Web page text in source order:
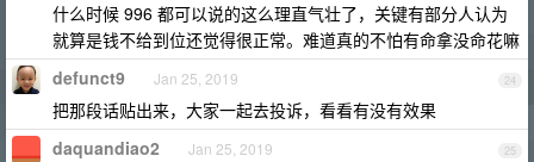
什么时候 996 都可以说的这么理直气壮了，关键有部分人认为
就算是钱不给到位还觉得很正常。难道真的不怕有命拿没命花嘛
24
defunct9 Jan 25, 2019
把那段话贴出来，大家一起去投诉，看看有没有效果
25
daquandiao2 Jan 25, 2019